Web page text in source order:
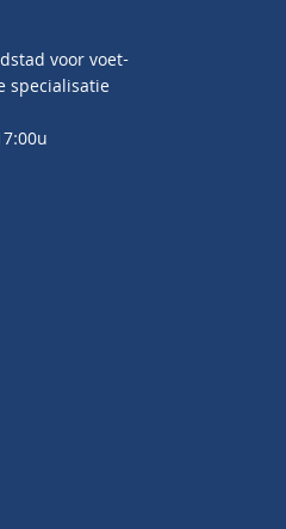
voor voet-
specialisatie